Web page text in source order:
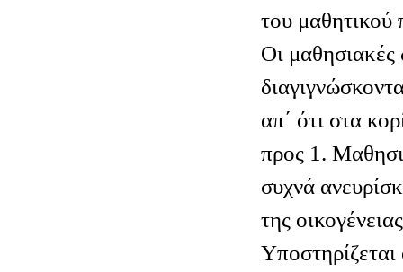
του
Οι μαθησιακές
απ΄ ότι στα
προς 1.
συχνά
της
Υποστηρίζεται